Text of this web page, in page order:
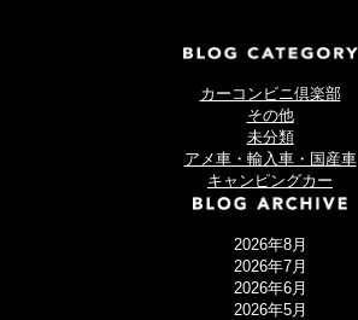
カーコンビニ倶楽部
その他
未分類
アメ車・輸入車・国産車
キャンピングカー
2026年8月
2026年7月
2026年6月
2026年5月